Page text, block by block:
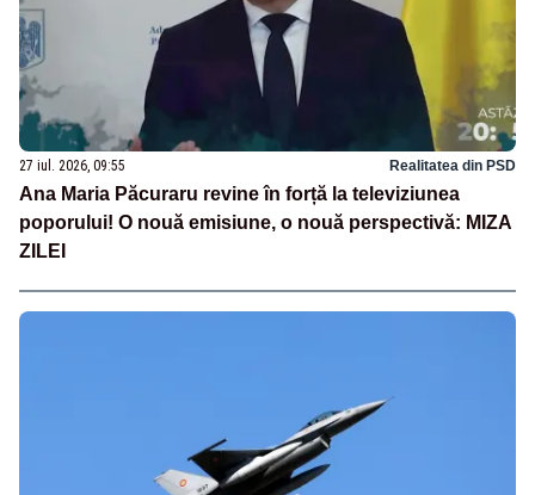
27 iul. 2026, 09:55 Realitatea din PSD
Ana Maria Păcuraru revine în forță la televiziunea
poporului! O nouă emisiune, o nouă perspectivă: MIZA
ZILEI